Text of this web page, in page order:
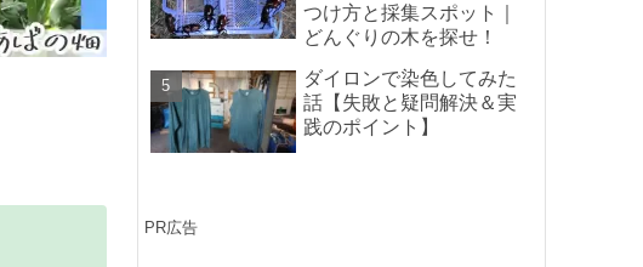
つけ方と採集スポット｜
どんぐりの木を探せ！
ダイロンで染色してみた
話【失敗と疑問解決＆実
践のポイント】
PR広告